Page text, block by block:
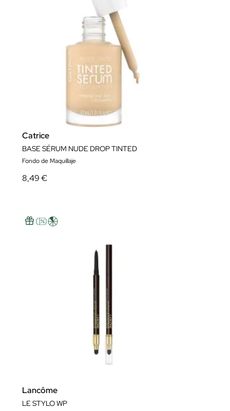
Catrice
BASE SÉRUM NUDE DROP TINTED
Fondo de Maquillaje
8,49 €
Lancôme
LE STYLO WP